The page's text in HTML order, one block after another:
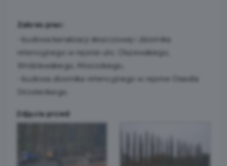
Zakres prac:
- budowa kanalizacji deszczowej i zbiornika
retencyjnego w rejonie ulic: Olszewskiego,
Wróblewskiego, Mościckiego,
- budowa zbiornika retencyjnego w rejonie Osiedla
Strzeleckiego.
Zdjęcia przed: